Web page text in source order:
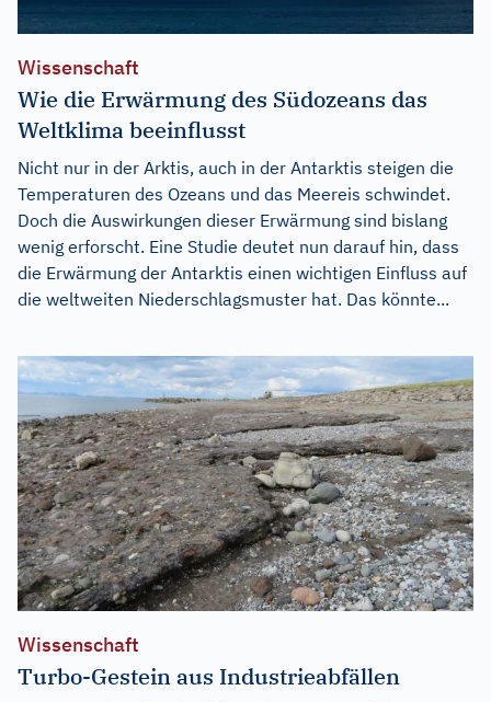
Wissenschaft
Wie die Erwärmung des Südozeans das
Weltklima beeinflusst
Nicht nur in der Arktis, auch in der Antarktis steigen die
Temperaturen des Ozeans und das Meereis schwindet.
Doch die Auswirkungen dieser Erwärmung sind bislang
wenig erforscht. Eine Studie deutet nun darauf hin, dass
die Erwärmung der Antarktis einen wichtigen Einfluss auf
die weltweiten Niederschlagsmuster hat. Das könnte...
Wissenschaft
Turbo-Gestein aus Industrieabfällen